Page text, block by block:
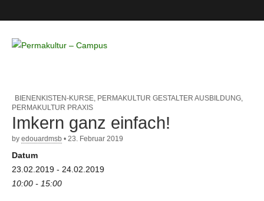
– Campus
BIENENKISTEN-KURSE PERMAKULTUR GESTALTER AUSBILDUNG
PERMAKULTUR PRAXIS
Imkern ganz einfach!
by edouardmsb • 23. Februar 2019
Datum
23.02.2019 - 24.02.2019
10:00 - 15:00